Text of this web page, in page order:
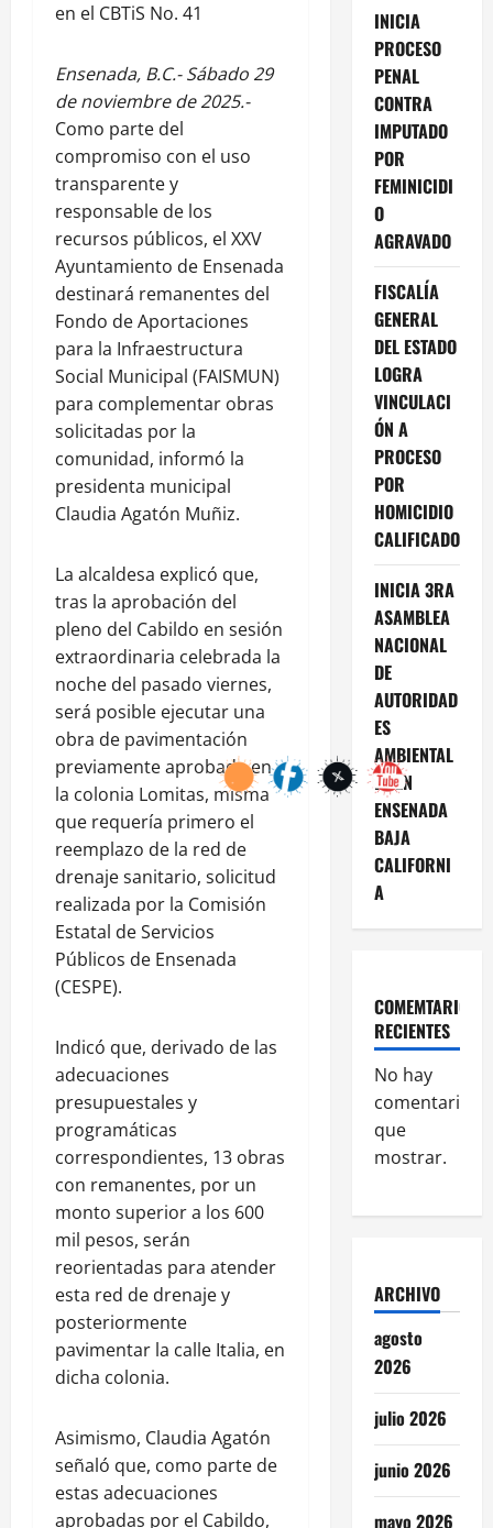
en el CBTiS No. 41
Ensenada, B.C.- Sábado 29
de noviembre de 2025.-
Como parte del
compromiso con el uso
transparente y
responsable de los
recursos públicos, el XXV
Ayuntamiento de Ensenada
destinará remanentes del
Fondo de Aportaciones
para la Infraestructura
Social Municipal (FAISMUN)
para complementar obras
solicitadas por la
comunidad, informó la
presidenta municipal
Claudia Agatón Muñiz.
La alcaldesa explicó que,
tras la aprobación del
pleno del Cabildo en sesión
extraordinaria celebrada la
noche del pasado viernes,
será posible ejecutar una
obra de pavimentación
previamente aprobada en
la colonia Lomitas, misma
que requería primero el
reemplazo de la red de
drenaje sanitario, solicitud
realizada por la Comisión
Estatal de Servicios
Públicos de Ensenada
(CESPE).
Indicó que, derivado de las
adecuaciones
presupuestales y
programáticas
correspondientes, 13 obras
con remanentes, por un
monto superior a los 600
mil pesos, serán
reorientadas para atender
esta red de drenaje y
posteriormente
pavimentar la calle Italia, en
dicha colonia.
Asimismo, Claudia Agatón
señaló que, como parte de
estas adecuaciones
aprobadas por el Cabildo,
INICIA
PROCESO
PENAL
CONTRA
IMPUTADO
POR
FEMINICIDI
O
AGRAVADO
FISCALÍA
GENERAL
DEL ESTADO
LOGRA
VINCULACI
ÓN A
PROCESO
POR
HOMICIDIO
CALIFICADO
INICIA 3RA
ASAMBLEA
NACIONAL
DE
AUTORIDAD
ES
AMBIENTAL
ES EN
ENSENADA
BAJA
CALIFORNI
A
COMEMTARIOS
RECIENTES
No hay
comentarios
que
mostrar.
ARCHIVO
agosto
2026
julio 2026
junio 2026
mayo 2026